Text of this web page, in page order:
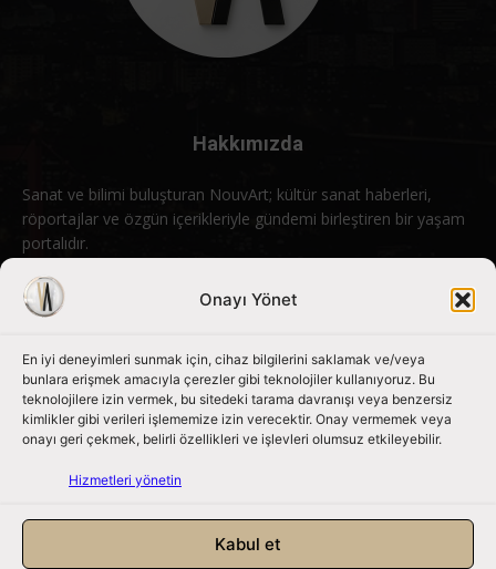
Onayı Yönet
En iyi deneyimleri sunmak için, cihaz bilgilerini saklamak ve/veya
bunlara erişmek amacıyla çerezler gibi teknolojiler kullanıyoruz. Bu
teknolojilere izin vermek, bu sitedeki tarama davranışı veya benzersiz
kimlikler gibi verileri işlememize izin verecektir. Onay vermemek veya
onayı geri çekmek, belirli özellikleri ve işlevleri olumsuz etkileyebilir.
Hizmetleri yönetin
Kabul et
Hakkımızda
Sanat ve bilimi buluşturan NouvArt; kültür sanat haberleri,
röportajlar ve özgün içerikleriyle gündemi birleştiren bir yaşam
portalıdır.
Bizimle iletişime geçin: info@nouvart.net
Bizi Takip Edin